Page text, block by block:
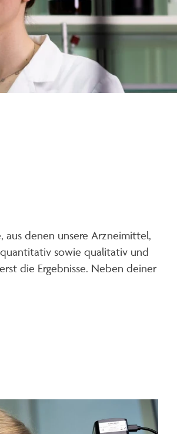
denen unsere Arzneimittel,
sowie qualitativ und
die Ergebnisse. Neben deiner